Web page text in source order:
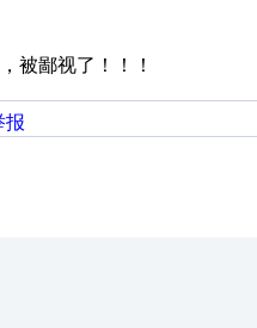
被鄙视了！！！
报